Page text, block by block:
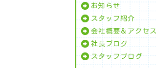
お知らせ
スタッフ紹介
会社概要＆アクセス
社長ブログ
スタッフブログ